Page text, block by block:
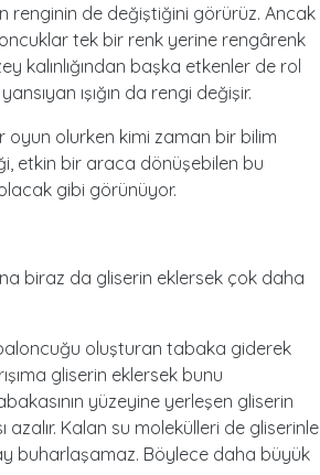
renginin de değiştiğini görürüz. Ancak
tek bir renk yerine rengârenk
kalınlığından başka etkenler de rol
ışığın da rengi değişir.
olurken kimi zaman bir bilim
etkin bir araca dönüşebilen bu
gibi görünüyor.
biraz da gliserin eklersek çok daha
oluşturan tabaka giderek
gliserin eklersek bunu
yüzeyine yerleşen gliserin
azalır. Kalan su molekülleri de gliserinle
buharlaşamaz. Böylece daha büyük